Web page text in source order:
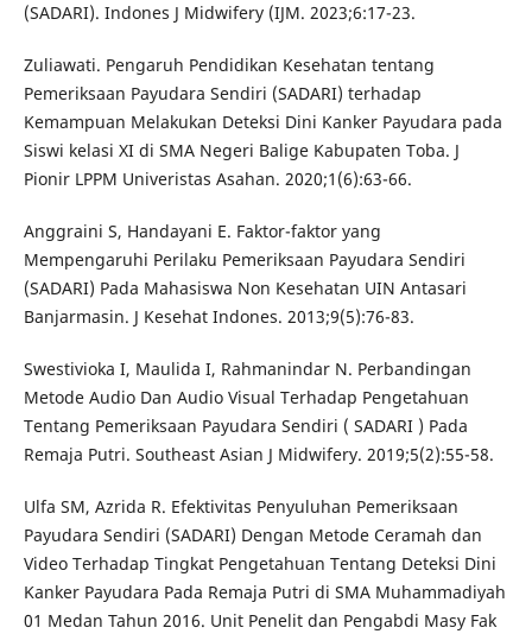
(SADARI). Indones J Midwifery (IJM. 2023;6:17-23.
Zuliawati. Pengaruh Pendidikan Kesehatan tentang
Pemeriksaan Payudara Sendiri (SADARI) terhadap
Kemampuan Melakukan Deteksi Dini Kanker Payudara pada
Siswi kelasi XI di SMA Negeri Balige Kabupaten Toba. J
Pionir LPPM Univeristas Asahan. 2020;1(6):63-66.
Anggraini S, Handayani E. Faktor-faktor yang
Mempengaruhi Perilaku Pemeriksaan Payudara Sendiri
(SADARI) Pada Mahasiswa Non Kesehatan UIN Antasari
Banjarmasin. J Kesehat Indones. 2013;9(5):76-83.
Swestivioka I, Maulida I, Rahmanindar N. Perbandingan
Metode Audio Dan Audio Visual Terhadap Pengetahuan
Tentang Pemeriksaan Payudara Sendiri ( SADARI ) Pada
Remaja Putri. Southeast Asian J Midwifery. 2019;5(2):55-58.
Ulfa SM, Azrida R. Efektivitas Penyuluhan Pemeriksaan
Payudara Sendiri (SADARI) Dengan Metode Ceramah dan
Video Terhadap Tingkat Pengetahuan Tentang Deteksi Dini
Kanker Payudara Pada Remaja Putri di SMA Muhammadiyah
01 Medan Tahun 2016. Unit Penelit dan Pengabdi Masy Fak